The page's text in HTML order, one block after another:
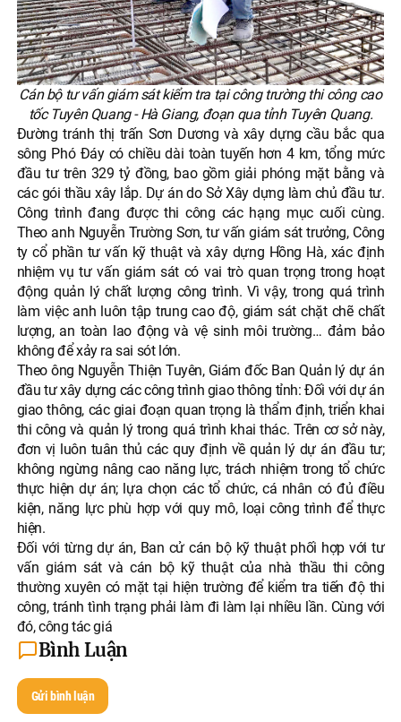
Cán bộ tư vấn giám sát kiểm tra tại công trường thi công cao
tốc Tuyên Quang - Hà Giang, đoạn qua tỉnh Tuyên Quang.
Đường tránh thị trấn Sơn Dương và xây dựng cầu bắc qua
sông Phó Đáy có chiều dài toàn tuyến hơn 4 km, tổng mức
đầu tư trên 329 tỷ đồng, bao gồm giải phóng mặt bằng và
các gói thầu xây lắp. Dự án do Sở Xây dựng làm chủ đầu tư.
Công trình đang được thi công các hạng mục cuối cùng.
Theo anh Nguyễn Trường Sơn, tư vấn giám sát trưởng, Công
ty cổ phần tư vấn kỹ thuật và xây dựng Hồng Hà, xác định
nhiệm vụ tư vấn giám sát có vai trò quan trọng trong hoạt
động quản lý chất lượng công trình. Vì vậy, trong quá trình
làm việc anh luôn tập trung cao độ, giám sát chặt chẽ chất
lượng, an toàn lao động và vệ sinh môi trường… đảm bảo
không để xảy ra sai sót lớn.
Theo ông Nguyễn Thiện Tuyên, Giám đốc Ban Quản lý dự án
đầu tư xây dựng các công trình giao thông tỉnh: Đối với dự án
giao thông, các giai đoạn quan trọng là thẩm định, triển khai
thi công và quản lý trong quá trình khai thác. Trên cơ sở này,
đơn vị luôn tuân thủ các quy định về quản lý dự án đầu tư;
không ngừng nâng cao năng lực, trách nhiệm trong tổ chức
thực hiện dự án; lựa chọn các tổ chức, cá nhân có đủ điều
kiện, năng lực phù hợp với quy mô, loại công trình để thực
hiện.
Đối với từng dự án, Ban cử cán bộ kỹ thuật phối hợp với tư
vấn giám sát và cán bộ kỹ thuật của nhà thầu thi công
thường xuyên có mặt tại hiện trường để kiểm tra tiến độ thi
công, tránh tình trạng phải làm đi làm lại nhiều lần. Cùng với
đó, công tác giá
Bình Luận
Gửi bình luận